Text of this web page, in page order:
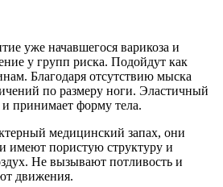
уже начавшегося варикоза и
у групп риска. Подойдут как
Благодаря отсутствию мыска
по размеру ноги. Эластичный
и принимает форму тела.
медицинский запах, они
имеют пористую структуру и
Не вызывают потливость и
движения.